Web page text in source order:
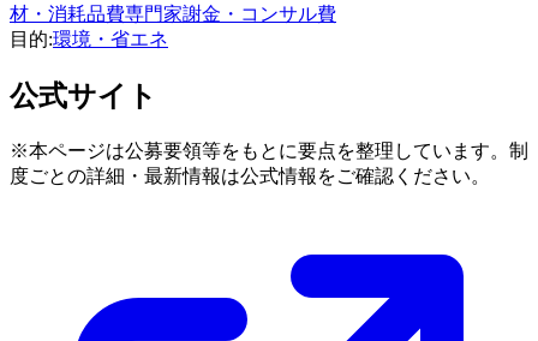
材・消耗品費専門家謝金・コンサル費
目的:環境・省エネ
公式サイト
※本ページは公募要領等をもとに要点を整理しています。制
度ごとの詳細・最新情報は公式情報をご確認ください。